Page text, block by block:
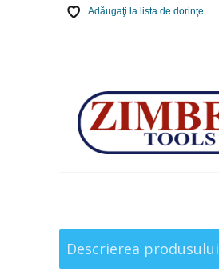
Adăugaţi la lista de dorinţe
Descrierea produsului